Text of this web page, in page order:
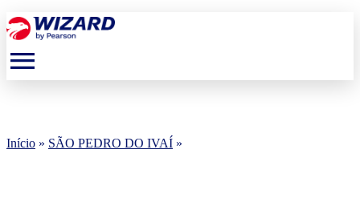
menu
Início » SÃO PEDRO DO IVAÍ »